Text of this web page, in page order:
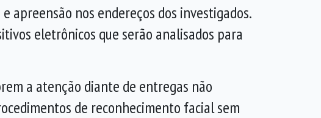
apreensão nos endereços dos investigados.
eletrônicos que serão analisados para
a atenção diante de entregas não
de reconhecimento facial sem